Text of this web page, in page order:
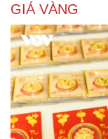
GIÁ VÀNG